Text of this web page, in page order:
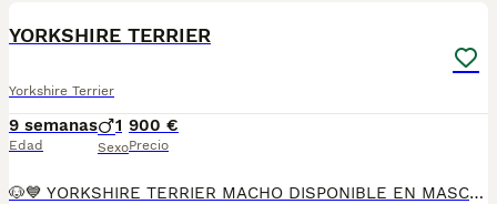
YORKSHIRE TERRIER
Yorkshire Terrier
9 semanas
Edad
1
Sexo
900 €
Precio
🐶💙 YORKSHIRE TERRIER MACHO DISPONIBLE EN MASCOTAS DEL SUR 💙🐶 En Mascotas del Sur tenemos disponible un precioso Yorkshire Terrier macho, criado con mucho cariño, atención personalizada y en un ambiente familiar, donde recibe todos los cuidados necesarios para crecer sano, feliz y bien socializado. Somos un criadero con Núcleo Zoológico autorizado, licencia de apertura y código de explotación, comprometidos con la cría responsable y el bienestar de cada uno de nuestros cachorros. 📍 Ubicados en Sevilla 📞 611 723 226 📸 Instagram: @mimascotasdelsur057 Descubre más fotos y vídeos reales de nuestros cachorros. Nuestro cachorro se entrega: ✅ Revisado por veterinario. ✅ Con microchip. ✅ Pasaporte y cartilla sanitaria. ✅ Vacunado y desparasitado. ✅ Contrato con garantías víricas y congénitas. 🚚 Realizamos envíos a toda España. (El coste del transporte no está incluido en el precio del cachorro). También ofrecemos: 🏡 Recogida en nuestras instalaciones. 📱 Videollamada para conocer al cachorro antes de realizar la reserva. 🔒 Posibilidad de reserva y pago contrareembolso. 💶 El precio publicado en el anuncio es el precio real. 🐾 Nuestro Yorkshire Terrier ha sido criado con dedicación, cariño y una excelente socialización para que llegue perfectamente adaptado a su nueva familia. Solo atendemos a personas realmente interesadas en ofrecer un hogar responsable, donde reciba todo el amor y los cuidados que merece durante toda su vida. #YorkshireTerrier #Yorkshire #YorkshireMacho #YorkshireEspaña #Yorkie #CachorroYorkshire #PerrosDeCompañia #MascotasDelSur057 #MascotasDelSur #CachorrosSevilla #CriaderoAutorizado #NucleoZoologico #CachorrosConAmor #PerrosFelices #CachorrosEspaña #AmorAnimal